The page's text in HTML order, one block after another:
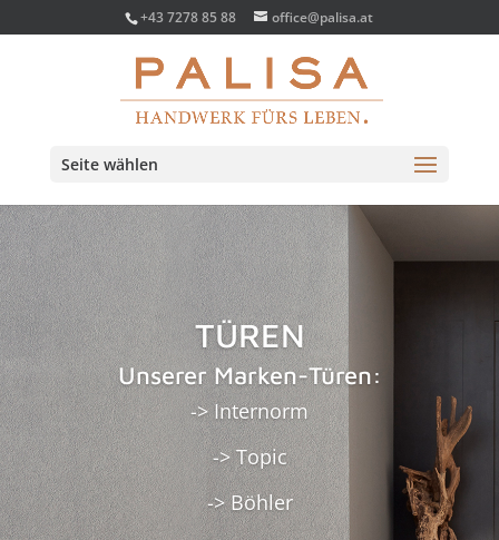
+43 7278 85 88 office@palisa.at
Seite wählen
TÜREN
Unserer Marken-Türen:
-> Internorm
-> Topic
-> Böhler